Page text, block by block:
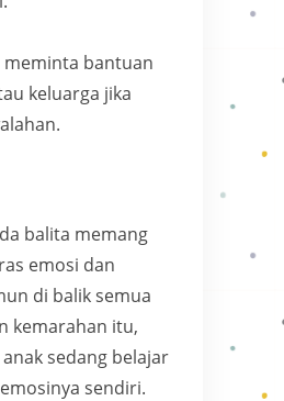
meminta bantuan
keluarga jika
balita memang
emosi dan
di balik semua
kemarahan itu,
sedang belajar
sendiri.